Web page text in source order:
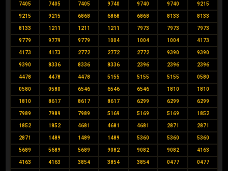
7405 7405 7405 9740 9740 9740 9215
9215 9215 6868 6868 6868 8133 8133
8133 1211 1211 1211 7973 7973 7973
9779 9779 9779 1004 1004 1004 4173
4173 4173 2772 2772 2772 9390 9390
9390 8336 8336 8336 2396 2396 2396
4478 4478 4478 5155 5155 5155 0580
0580 0580 6546 6546 6546 1810 1810
1810 8617 8617 8617 6299 6299 6299
7989 7989 7989 5169 5169 5169 1852
1852 1852 4681 4681 4681 2871 2871
2871 1489 1489 1489 5360 5360 5360
5689 5689 5689 9082 9082 9082 4163
4163 4163 3854 3854 3854 0477 0477